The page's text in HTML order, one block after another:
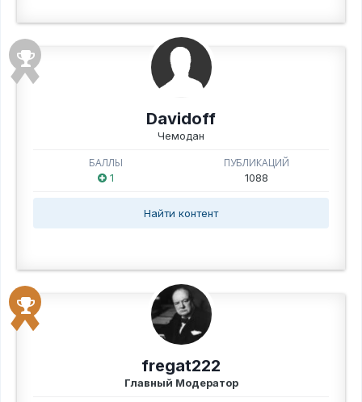
Davidoff
Чемодан
БАЛЛЫ
1
ПУБЛИКАЦИЙ
1088
Найти контент
fregat222
Главный Модератор